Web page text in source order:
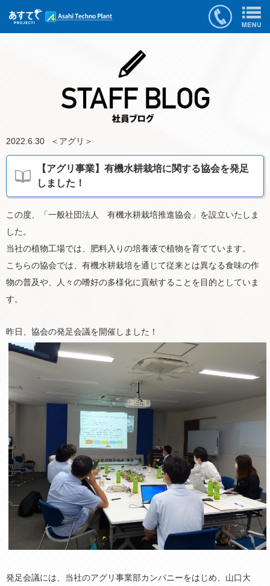
2022.6.30 ＜ アグリ ＞
【アグリ事業】有機水耕栽培に関する協会を発足
しました！
この度、「一般社団法人 有機水耕栽培推進協会」を設立いたしま
した。
当社の植物工場では、肥料入りの培養液で植物を育てています。
こちらの協会では、有機水耕栽培を通じて従来とは異なる食味の作
物の普及や、人々の嗜好の多様化に貢献することを目的としていま
す。
昨日、協会の発足会議を開催しました！
発足会議には、当社のアグリ事業部カンパニーをはじめ、山口大